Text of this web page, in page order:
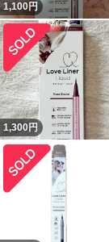
1,100円
1,300円